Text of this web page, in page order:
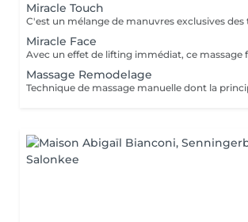
Miracle Touch
Miracle Face
Massage Remodelage